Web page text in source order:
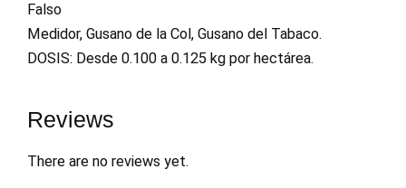
Falso
Medidor, Gusano de la Col, Gusano del Tabaco.
DOSIS: Desde 0.100 a 0.125 kg por hectárea.
Reviews
There are no reviews yet.